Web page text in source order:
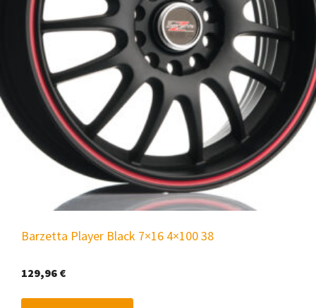
Barzetta Player Black 7×16 4×100 38
129,96 €